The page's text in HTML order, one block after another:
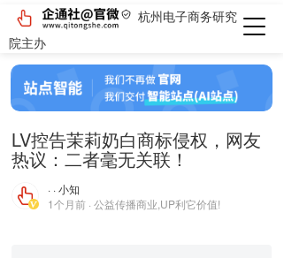
杭州电子商务研究
院主办
LV控告茉莉奶白商标侵权，网友
热议：二者毫无关联！
· · 小知
1个月前 · 公益传播商业,UP利它价值!